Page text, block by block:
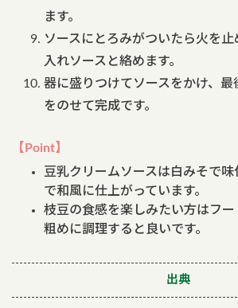
ます。
ソースにとろみがついたら火を止
入れソースと絡めます。
器に盛りつけてソースをかけ、最
をのせて完成です。
【Point】
豆乳クリームソースは白みそで
で和風に仕上がっています。
枝豆の食感を楽しみたい方はフ
粗めに調理すると良いです。
出典